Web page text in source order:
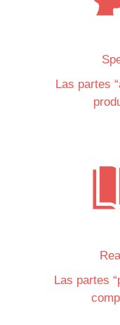
Las partes “
Las partes “